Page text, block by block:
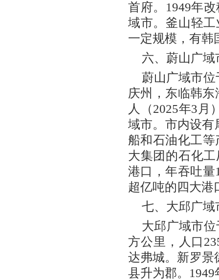
首府。1949年
域市。釜山轻
一定规模，有韩
六、蔚山广域
蔚山广域市
庆州，东临韩东
人（2025年3月
域市。市内设有
船和石油化工
大集团的石化
港口，年吞吐
超亿吨的四大港
七、大邱广域
大邱广域市
方公里，人口
达弗城。新罗景
县升为郡。